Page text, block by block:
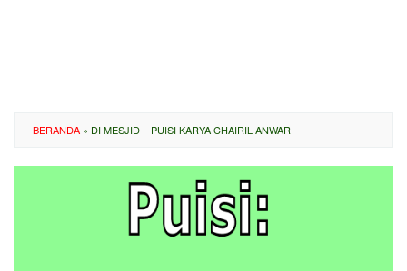
BERANDA » DI MESJID – PUISI KARYA CHAIRIL ANWAR